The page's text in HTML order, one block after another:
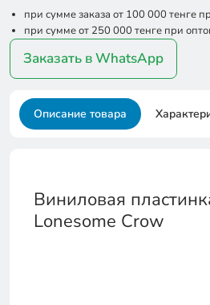
при сумме заказа от 100 000 тенге
при сумме от 250 000 тенге при
Заказать в WhatsApp
Описание товара
Виниловая
Lonesome Crow